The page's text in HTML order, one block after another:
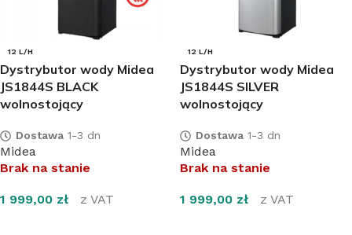
12 L/H
Dystrybutor wody Midea
JS1844S BLACK
wolnostojący
Dostawa 1-3 dn
Midea
Brak na stanie
1 999,00 zł z VAT
12 L/H
Dystrybutor wody Midea
JS1844S SILVER
wolnostojący
Dostawa 1-3 dn
Midea
Brak na stanie
1 999,00 zł z VAT